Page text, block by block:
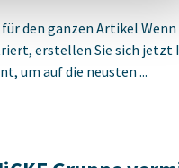
den ganzen Artikel
erstellen Sie sich jetzt
um auf die neusten ...